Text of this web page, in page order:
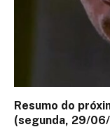
Resumo do
(segunda, 29/